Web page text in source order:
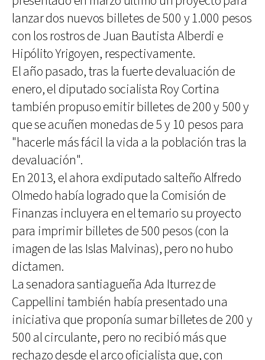
lanzar dos nuevos billetes de 500 y 1.000 pesos
con los rostros de Juan Bautista Alberdi e
Hipólito Yrigoyen, respectivamente.
El año pasado, tras la fuerte devaluación de
enero, el diputado socialista Roy Cortina
también propuso emitir billetes de 200 y 500 y
que se acuñen monedas de 5 y 10 pesos para
"hacerle más fácil la vida a la población tras la
devaluación".
En 2013, el ahora exdiputado salteño Alfredo
Olmedo había logrado que la Comisión de
Finanzas incluyera en el temario su proyecto
para imprimir billetes de 500 pesos (con la
imagen de las Islas Malvinas), pero no hubo
dictamen.
La senadora santiagueña Ada Iturrez de
Cappellini también había presentado una
iniciativa que proponía sumar billetes de 200 y
500 al circulante, pero no recibió más que
rechazo desde el arco oficialista que, con